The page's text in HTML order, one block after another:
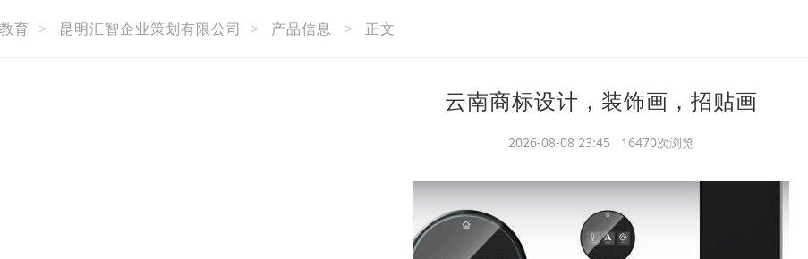
育 > 昆明汇智企业策划有限公司 > 产品信息 > 正文
云南商标设计，装饰画，招贴画
2026-08-08 23:45 16470次浏览